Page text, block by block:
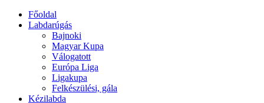
Főoldal
Labdarúgás
Bajnoki
Magyar Kupa
Válogatott
Európa Liga
Ligakupa
Felkészülési, gála
Kézilabda